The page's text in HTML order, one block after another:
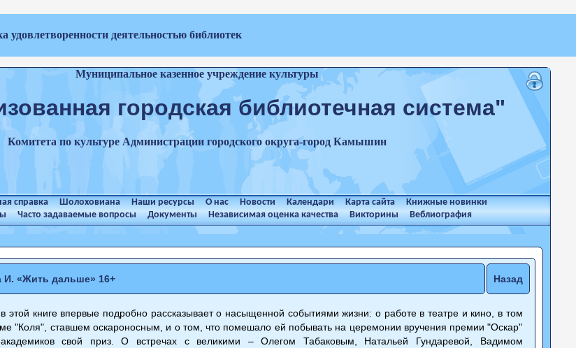
удовлетворенности деятельностью библиотек
Муниципальное казенное учреждение культуры
городская библиотечная система"
Комитета по культуре Администрации городского округа-город Камышин
справка Шолоховиана Наши ресурсы О нас Новости Календари Карта сайта
Книжные новинки
Часто задаваемые вопросы Документы Независимая оценка качества Викторины
Веблиография
И. «Жить дальше» 16+ Назад
этой книге впервые подробно рассказывает о насыщенной событиями жизни: о работе в театре и кино, в том
"Коля", ставшем оскароносным, и о том, что помешало ей побывать на церемонии вручения премии "Оскар"
свой приз. О встречах с великими – Олегом Табаковым, Натальей Гундаревой, Вадимом